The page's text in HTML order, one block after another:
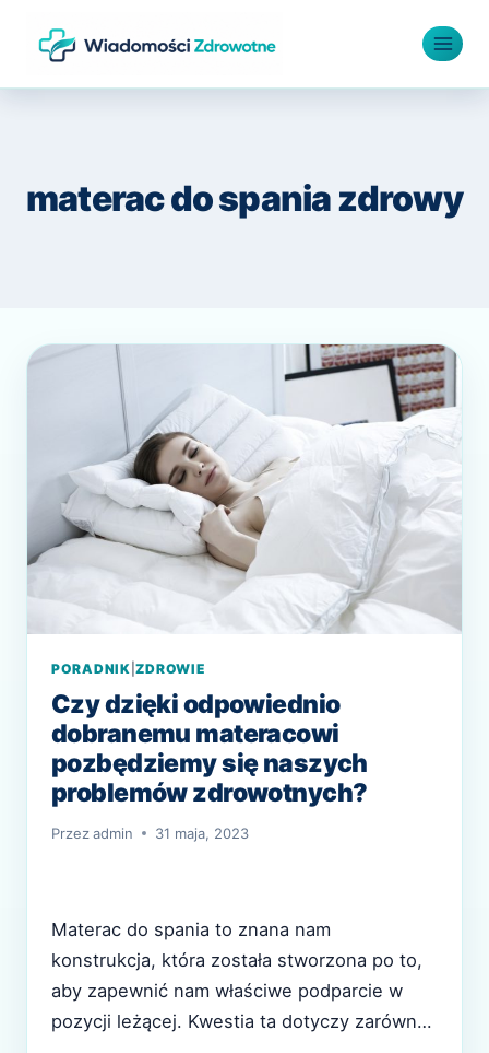
materac do spania zdrowy
PORADNIK |ZDROWIE
Czy dzięki odpowiednio
dobranemu materacowi
pozbędziemy się naszych
problemów zdrowotnych?
Przezadmin 31 maja, 2023
Materac do spania to znana nam
konstrukcja, która została stworzona po to,
aby zapewnić nam właściwe podparcie w
pozycji leżącej. Kwestia ta dotyczy zarówno